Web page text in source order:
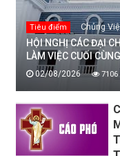
Tiêu điểm Chủng
HỘI NGHỊ CÁC ĐẠI
LÀM VIỆC CUỐI
02/08/2026 7106